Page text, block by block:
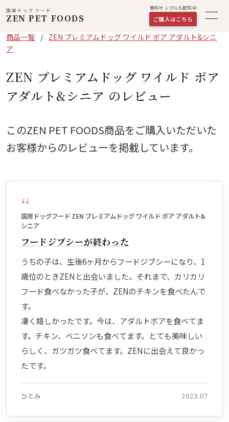
国産ドッグフード
ZEN PET FOODS
無料サンプルも配布中
ご購入はこちら
商品一覧 / ZEN プレミアムドッグ ワイルド ボア アダルト&シニ
ア
ZEN プレミアムドッグ ワイルド ボア
アダルト&シニア のレビュー
このZEN PET FOODS商品をご購入いただいた
お客様からのレビューを掲載しています。
“
国産ドッグフード ZEN プレミアムドッグ ワイルド ボア アダルト&
シニア
フードジプシーが終わった
うちの子は、生後6ヶ月からフードジプシーになり、1
歳位のときZENと出会いました。それまで、カリカリ
フード食べなかった子が、ZENのチキンを食べたんで
す。
凄く嬉しかったです。今は、アダルトボアを食べてま
す。チキン、ベニソンも食べてます。とても美味しい
らしく、ガツガツ食べてます。ZENに出会えて良かっ
たです。
ひとみ 2023.07